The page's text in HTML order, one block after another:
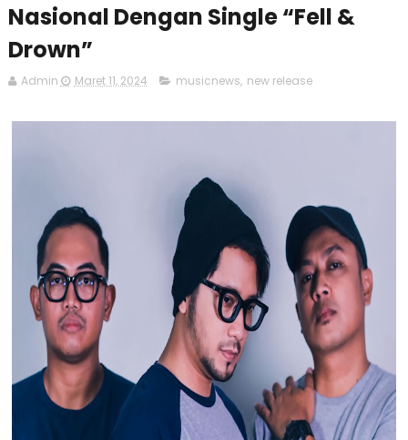
Nasional Dengan Single “Fell &
Drown”
Admin Maret 11, 2024 musicnews, new release